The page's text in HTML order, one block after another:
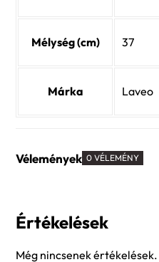
Mélység (cm) 37
Márka Laveo
Vélemények 0 VÉLEMÉNY
Értékelések
Még nincsenek értékelések.